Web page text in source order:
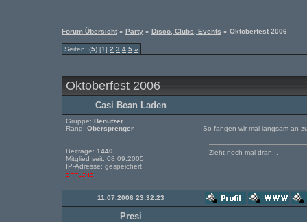
Forum Übersicht » Party » Disco, Clubs, Events » Oktoberfest 2006
Seiten: (5) [1] 2 3 4 5 »
Oktoberfest 2006
Casi Bean Laden
Gruppe: Benutzer
Rang: Obersprenger
Beiträge: 1440
Mitglied seit: 08.09.2005
IP-Adresse: gespeichert
So fangen wir mal langsam an
Zieht noch mal dran...
11.07.2006 23:32:23
Presi